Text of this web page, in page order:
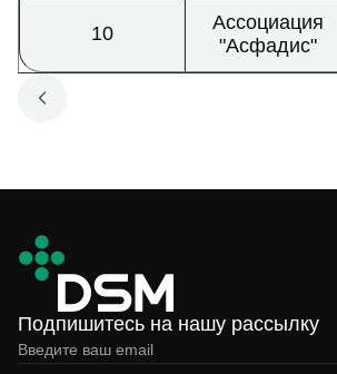
10
Ассоциация
"Асфадис"
Подпишитесь на нашу рассылку